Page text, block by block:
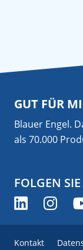
GUT FÜR
Blauer Engel.
als 70.000
FOLGEN
Kontakt